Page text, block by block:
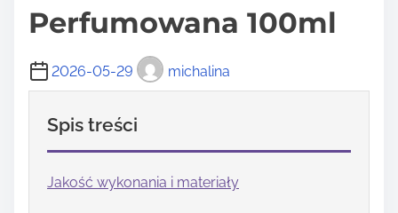
Perfumowana 100ml
2026-05-29 michalina
Spis treści
Jakość wykonania i materiały